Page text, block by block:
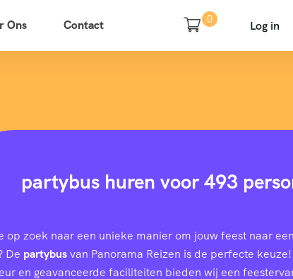
Ons Contact 0 Log in
partybus huren voor 493
op zoek naar een unieke manier om jouw feest naar
De partybusvan Panorama Reizen is de perfecte
en geavanceerde faciliteiten bieden wij een